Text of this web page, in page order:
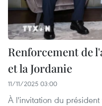
Renforcement de
et la Jordanie
11/11/2025 03:00
À l'invitation du